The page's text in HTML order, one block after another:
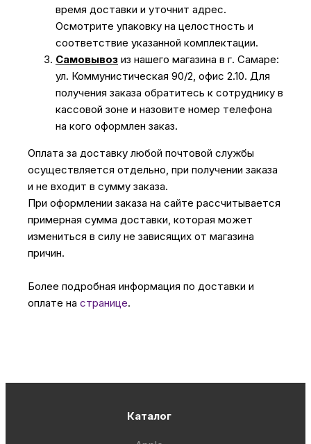
время доставки и уточнит адрес.
Осмотрите упаковку на целостность и
соответствие указанной комплектации.
Самовывоз из нашего магазина в г. Самаре:
ул. Коммунистическая 90/2, офис 2.10. Для
получения заказа обратитесь к сотруднику в
кассовой зоне и назовите номер телефона
на кого оформлен заказ.
Оплата за доставку любой почтовой службы
осуществляется отдельно, при получении заказа
и не входит в сумму заказа.
При оформлении заказа на сайте рассчитывается
примерная сумма доставки, которая может
измениться в силу не зависящих от магазина
причин.
Более подробная информация по доставки и
оплате на странице.
Каталог